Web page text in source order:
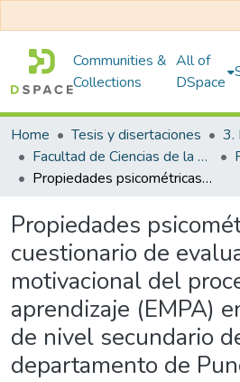
Communities &
Collections
All of
DSpace
Home Tesis y disertaciones
3.
Facultad de Ciencias de la Salud
Propiedades psicométricas del cuestionario de evaluación motivacional del proceso de aprendizaje (EMPA) en estudiantes de nivel secundario del departamento de Puno – 2021
Propiedades
cuestionario de
motivacional del
aprendizaje (EMPA)
de nivel secundario
departamento de